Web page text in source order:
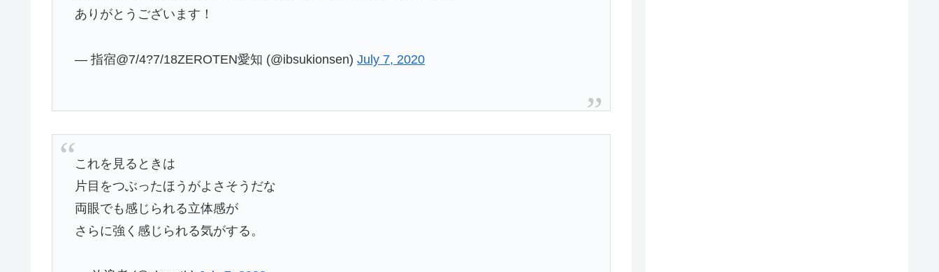
ありがとうございます！
— 指宿@7/4?7/18ZEROTEN愛知 (@ibsukionsen)July 7, 2020
これを見るときは
片目をつぶったほうがよさそうだな
両眼でも感じられる立体感が
さらに強く感じられる気がする。